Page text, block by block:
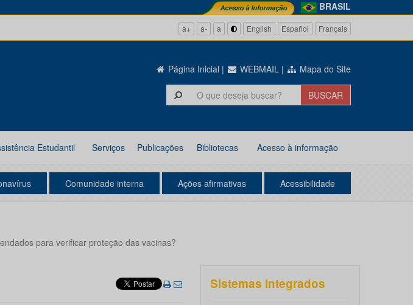
BRASIL
a+ a- a English Español Français
Página Inicial | WEBMAIL | Mapa do Site
Estudantil Serviços Publicações Bibliotecas Acesso à informação
Comunidade interna Ações afirmativas Acessibilidade
para verificar proteção das vacinas?
Sistemas integrados